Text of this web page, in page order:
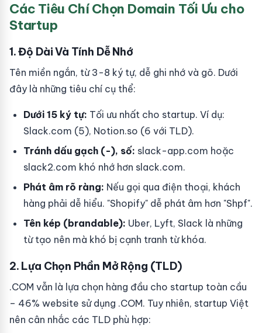
Các Tiêu Chí Chọn Domain Tối Ưu cho
Startup
1. Độ Dài Và Tính Dễ Nhớ
Tên miền ngắn, từ 3-8 ký tự, dễ ghi nhớ và gõ. Dưới
đây là những tiêu chí cụ thể:
Dưới 15 ký tự: Tối ưu nhất cho startup. Ví dụ:
Slack.com (5), Notion.so (6 với TLD).
Tránh dấu gạch (-), số: slack-app.com hoặc
slack2.com khó nhớ hơn slack.com.
Phát âm rõ ràng: Nếu gọi qua điện thoại, khách
hàng phải dễ hiểu. "Shopify" dễ phát âm hơn "Shpf".
Tên kép (brandable): Uber, Lyft, Slack là những
từ tạo nên mà khó bị cạnh tranh từ khóa.
2. Lựa Chọn Phần Mở Rộng (TLD)
.COM vẫn là lựa chọn hàng đầu cho startup toàn cầu
– 46% website sử dụng .COM. Tuy nhiên, startup Việt
nên cân nhắc các TLD phù hợp: